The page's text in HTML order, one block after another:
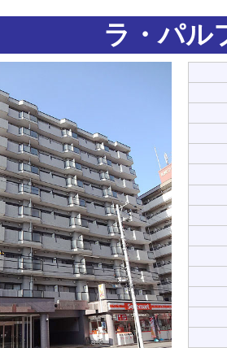
ラ・パル